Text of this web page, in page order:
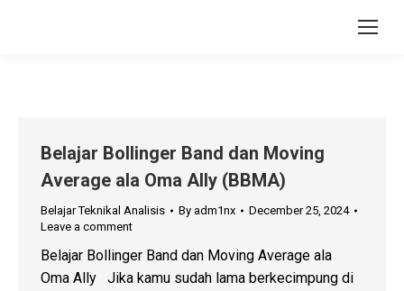
Belajar Bollinger Band dan Moving
Average ala Oma Ally (BBMA)
Belajar Teknikal Analisis By adm1nx
December 25, 2024
Leave a comment
Belajar Bollinger Band dan Moving Average ala
Oma Ally Jika kamu sudah lama berkecimpung di